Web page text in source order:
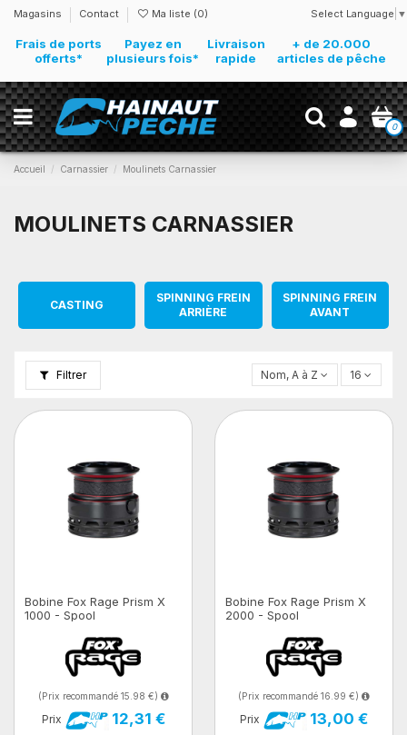
Magasins Contact Ma liste (0) Select Language ▼
Frais de ports
offerts*
Payez en
plusieurs fois*
Livraison
rapide
+ de 20.000
articles de pêche
0
Accueil Carnassier Moulinets Carnassier
MOULINETS CARNASSIER
CASTING
SPINNING FREIN
ARRIÈRE
SPINNING FREIN
AVANT
Filtrer Nom, A à Z 16
Bobine Fox Rage Prism X
1000 - Spool
(Prix recommandé 15.98 €)
Prix 12,31 €
Bobine Fox Rage Prism X
2000 - Spool
(Prix recommandé 16.99 €)
Prix 13,00 €